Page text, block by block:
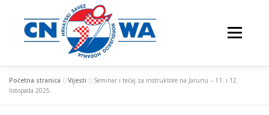
sadržaj
Izbornik
Početna stranica »Vijesti »Seminar i tečaj za instruktore na Jarunu – 11. i 12.
listopada 2025.